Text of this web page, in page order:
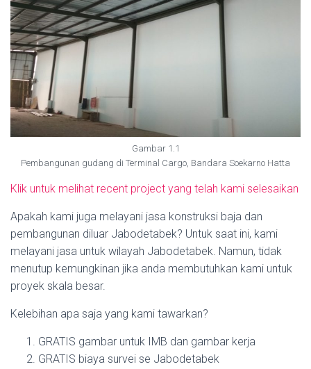
Gambar 1.1
Pembangunan gudang di Terminal Cargo, Bandara Soekarno Hatta
Klik untuk melihat recent project yang telah kami selesaikan
Apakah kami juga melayani jasa konstruksi baja dan
pembangunan diluar Jabodetabek? Untuk saat ini, kami
melayani jasa untuk wilayah Jabodetabek. Namun, tidak
menutup kemungkinan jika anda membutuhkan kami untuk
proyek skala besar.
Kelebihan apa saja yang kami tawarkan?
GRATIS gambar untuk IMB dan gambar kerja
GRATIS biaya survei se Jabodetabek